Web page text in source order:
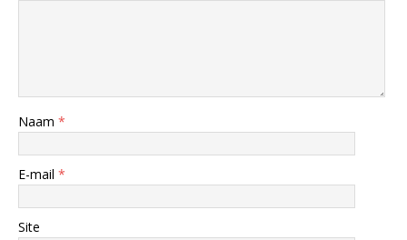
Naam *
E-mail *
Site